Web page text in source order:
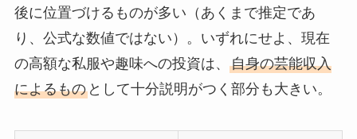
後に位置づけるものが多い（あくまで推定であ
り、公式な数値ではない）。いずれにせよ、現在
の高額な私服や趣味への投資は、 自身の芸能収入
によるものとして十分説明がつく部分も大きい。